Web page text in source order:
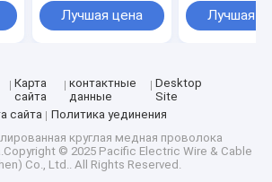
напряжения до
2800 В
Лучшая цена
0,10 мм - 3,2
ROHS
Лучшая
Карта
сайта
контактные
данные
Desktop
Site
сайта
Политика уединения
круглая медная проволока
© 2025 Pacific Electric Wire & Cable
Co., Ltd.. All Rights Reserved.